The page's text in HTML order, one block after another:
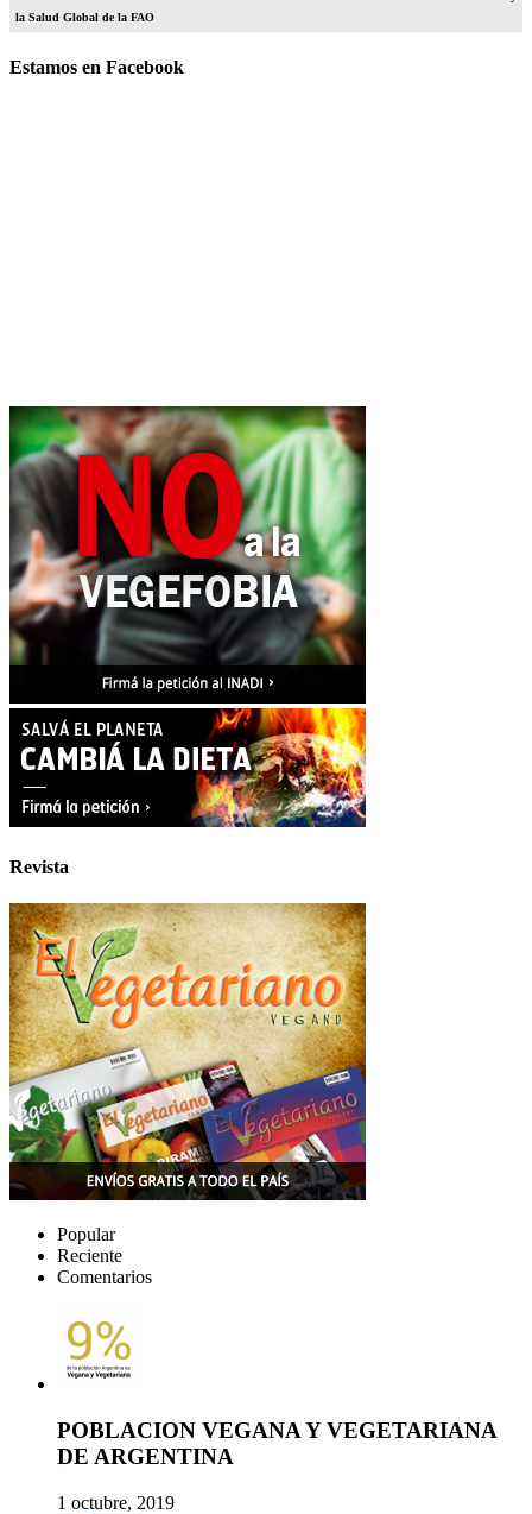
la Salud Global de la FAO
Estamos en Facebook
Revista
Popular
Reciente
Comentarios
POBLACION VEGANA Y VEGETARIANA
DE ARGENTINA
1 octubre, 2019